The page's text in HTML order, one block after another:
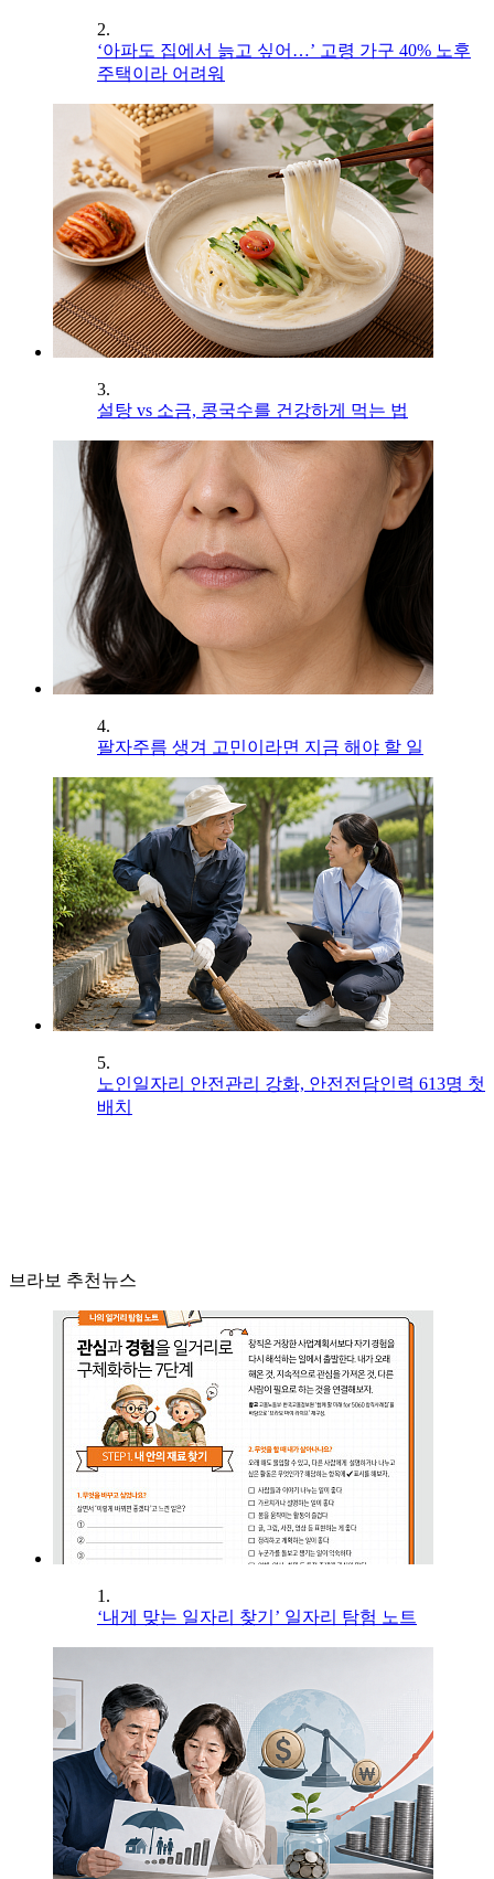
2.
‘아파도 집에서 늙고 싶어…’ 고령 가구 40% 노후
주택이라 어려워
3.
설탕 vs 소금, 콩국수를 건강하게 먹는 법
4.
팔자주름 생겨 고민이라면 지금 해야 할 일
5.
노인일자리 안전관리 강화, 안전전담인력 613명 첫
배치
브라보 추천뉴스
1.
‘내게 맞는 일자리 찾기’ 일자리 탐험 노트